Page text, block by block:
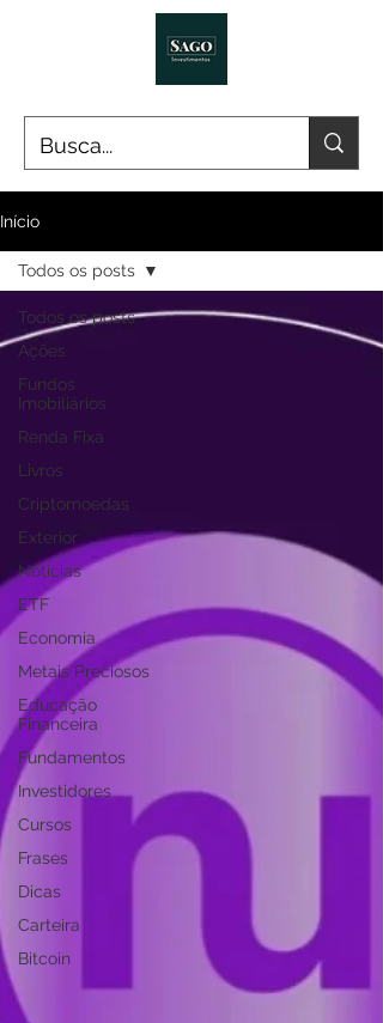
Início
Todos os posts
Ações
Fundos
Imobiliários
Renda Fixa
Livros
Criptomoedas
Exterior
Notícias
ETF
Economia
Metais Preciosos
Educação
Financeira
Fundamentos
Investidores
Cursos
Frases
Dicas
Carteira
Bitcoin
Todos os posts